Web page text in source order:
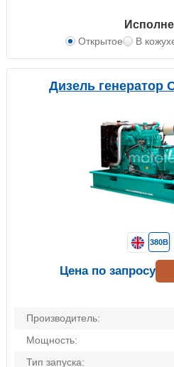
Открытое В
Дизель генератор
Производитель:
Мощность:
Тип запуска:
380В
Цена по запросу